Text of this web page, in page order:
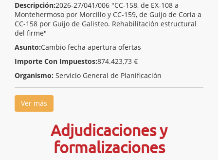
Descripción:2026-27/041/006 "CC-158, de EX-108 a
Montehermoso por Morcillo y CC-159, de Guijo de Coria a
CC-158 por Guijo de Galisteo. Rehabilitación estructural
del firme"
Asunto:Cambio fecha apertura ofertas
Importe Con Impuestos:874.423,73 €
Organismo: Servicio General de Planificación
Ver más
Adjudicaciones y
formalizaciones